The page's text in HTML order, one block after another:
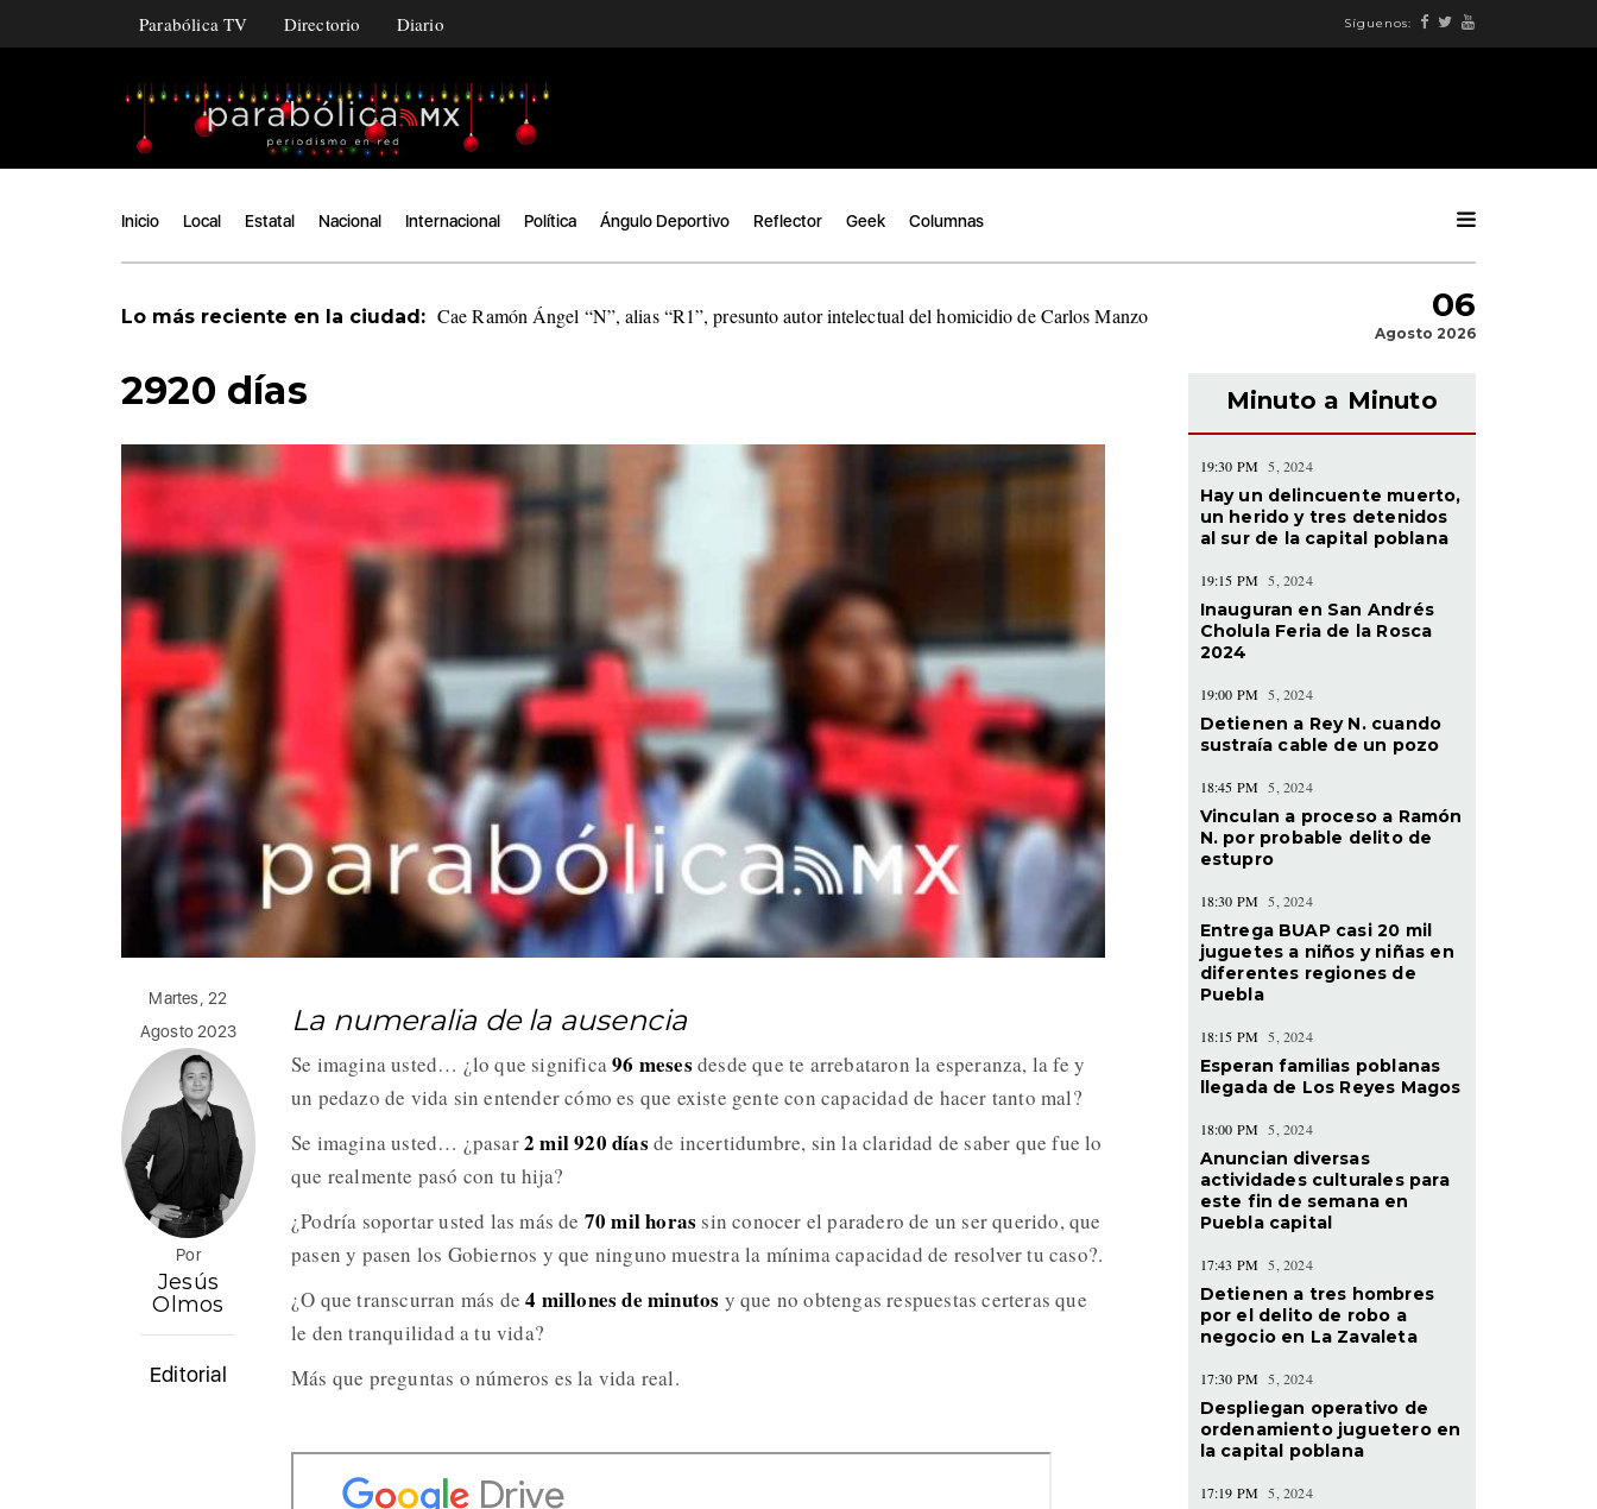
Parabólica TV Directorio Diario Síguenos:
Inicio Local Estatal Nacional Internacional Política Ángulo Deportivo Reflector Geek Columnas
Lo más reciente en la ciudad: Cae Ramón Ángel “N”, alias “R1”, presunto autor intelectual del homicidio de Carlos Manzo 06
Agosto 2026
2920 días
Martes, 22
Agosto 2023
Por
Jesús
Olmos
Editorial
La numeralia de la ausencia
Se imagina usted… ¿lo que significa96 meses desde que te arrebataron la esperanza, la fe y
un pedazo de vida sin entender cómo es que existe gente con capacidad de hacer tanto mal?
Se imagina usted… ¿pasar2 mil 920 días de incertidumbre, sin la claridad de saber que fue lo
que realmente pasó con tu hija?
¿Podría soportar usted las más de 70 mil horas sin conocer el paradero de un ser querido, que
pasen y pasen los Gobiernos y que ninguno muestra la mínima capacidad de resolver tu caso?.
¿O que transcurran más de 4 millones de minutos y que no obtengas respuestas certeras que
le den tranquilidad a tu vida?
Más que preguntas o números es la vida real.
Minuto a Minuto
19:30 PM 5, 2024
Hay un delincuente muerto,
un herido y tres detenidos
al sur de la capital poblana
19:15 PM 5, 2024
Inauguran en San Andrés
Cholula Feria de la Rosca
2024
19:00 PM 5, 2024
Detienen a Rey N. cuando
sustraía cable de un pozo
18:45 PM 5, 2024
Vinculan a proceso a Ramón
N. por probable delito de
estupro
18:30 PM 5, 2024
Entrega BUAP casi 20 mil
juguetes a niños y niñas en
diferentes regiones de
Puebla
18:15 PM 5, 2024
Esperan familias poblanas
llegada de Los Reyes Magos
18:00 PM 5, 2024
Anuncian diversas
actividades culturales para
este fin de semana en
Puebla capital
17:43 PM 5, 2024
Detienen a tres hombres
por el delito de robo a
negocio en La Zavaleta
17:30 PM 5, 2024
Despliegan operativo de
ordenamiento juguetero en
la capital poblana
17:19 PM 5, 2024